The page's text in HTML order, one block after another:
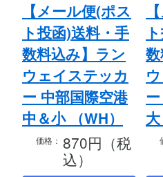
【メール便(ポス
ト投函)送料・手
数料込み】ラン
ウェイステッカ
ー 中部国際空港
中＆小 （WH）
価格： 870円（税
込）